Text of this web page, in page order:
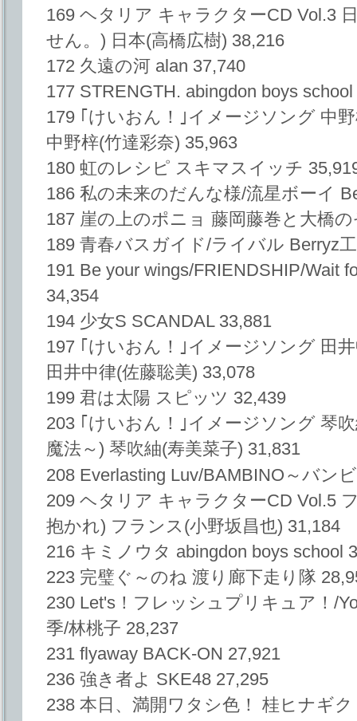
169 ヘタリア キャラクターCD Vol.3
せん。) 日本(高橋広樹) 38,216
172 久遠の河 alan 37,740
177 STRENGTH. abingdon boys
179 ｢けいおん！｣イメージソング 中
中野梓(竹達彩奈) 35,963
180 虹のレシピ スキマスイッチ
186 私の未来のだんな様/流星ボーイ
187 崖の上のポニョ 藤岡藤巻と大橋
189 青春バスガイド/ライバル Berryz
191 Be your wings/FRIENDSHIP/Wait
34,354
194 少女S SCANDAL 33,881
197 ｢けいおん！｣イメージソング 田
田井中律(佐藤聡美) 33,078
199 君は太陽 スピッツ 32,439
203 ｢けいおん！｣イメージソング 琴
魔法～) 琴吹紬(寿美菜子) 31,831
208 Everlasting Luv/BAMBINO～バン
209 ヘタリア キャラクターCD Vol.5
抱かれ) フランス(小野坂昌也) 31,184
216 キミノウタ abingdon boys school
223 完璧ぐ～のね 渡り廊下走り隊
230 Let's！フレッシュプリキュア！/
季/林桃子 28,237
231 flyaway BACK-ON 27,921
236 強き者よ SKE48 27,295
238 本日、満開ワタシ色！ 桂ヒナギ